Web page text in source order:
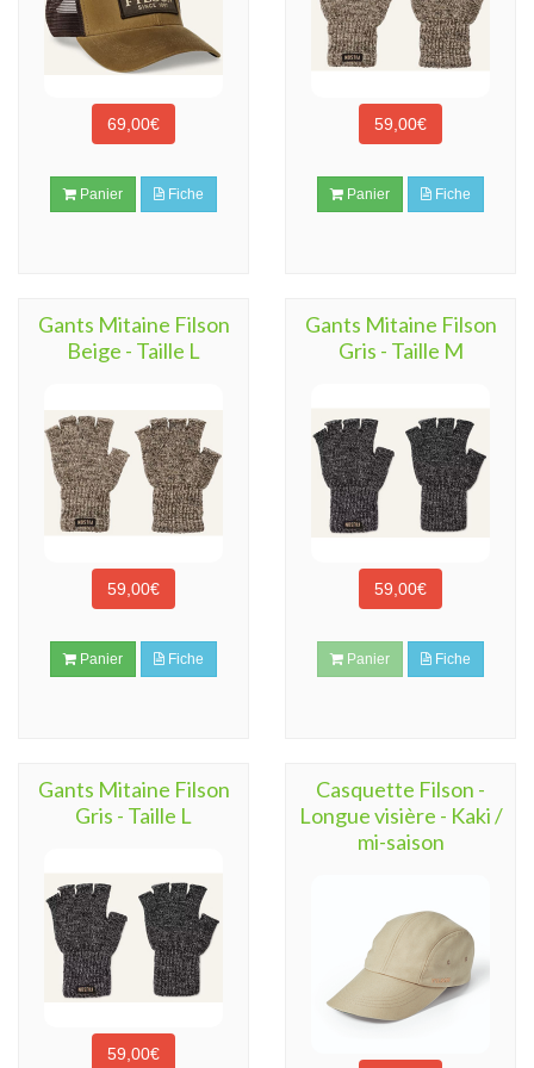
69,00€
Panier Fiche
59,00€
Panier Fiche
Gants Mitaine Filson
Beige - Taille L
59,00€
Panier Fiche
Gants Mitaine Filson
Gris - Taille M
59,00€
Panier Fiche
Gants Mitaine Filson
Gris - Taille L
59,00€
Casquette Filson -
Longue visière - Kaki /
mi-saison